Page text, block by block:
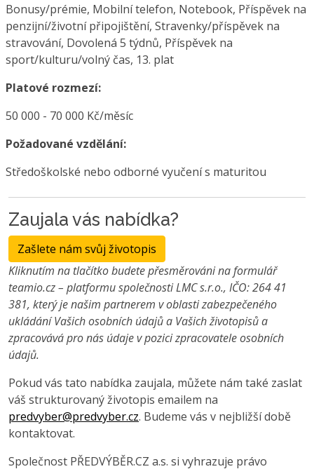
Bonusy/prémie, Mobilní telefon, Notebook, Příspěvek na
penzijní/životní připojištění, Stravenky/příspěvek na
stravování, Dovolená 5 týdnů, Příspěvek na
sport/kulturu/volný čas, 13. plat
Platové rozmezí:
50 000 - 70 000 Kč/měsíc
Požadované vzdělání:
Středoškolské nebo odborné vyučení s maturitou
Zaujala vás nabídka?
Zašlete nám svůj životopis
Kliknutím na tlačítko budete přesměrováni na formulář
teamio.cz – platformu společnosti LMC s.r.o., IČO: 264 41
381, který je našim partnerem v oblasti zabezpečeného
ukládání Vašich osobních údajů a Vašich životopisů a
zpracovává pro nás údaje v pozici zpracovatele osobních
údajů.
Pokud vás tato nabídka zaujala, můžete nám také zaslat
váš strukturovaný životopis emailem na
predvyber@predvyber.cz. Budeme vás v nejbližší době
kontaktovat.
Společnost PŘEDVÝBĚR.CZ a.s. si vyhrazuje právo